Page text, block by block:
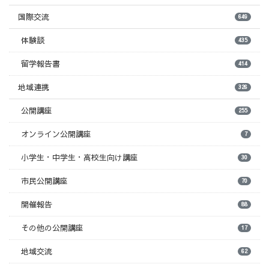
国際交流 649
体験談 435
留学報告書 414
地域連携 326
公開講座 255
オンライン公開講座 7
小学生・中学生・高校生向け講座 30
市民公開講座 70
開催報告 88
その他の公開講座 17
地域交流 62